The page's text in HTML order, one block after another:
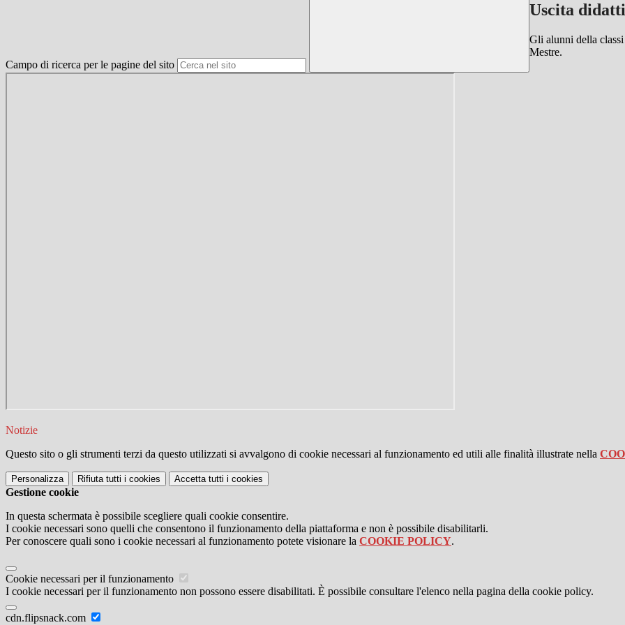
Campo di ricerca per le pagine del sito
Uscita
Gli alunni della
Mestre.
Notizie
Questo sito o gli strumenti terzi da questo utilizzati si avvalgono di cookie necessari al funzionamento ed utili alle finalità illustrate nella
Personalizza Rifiuta tutti i cookies Accetta tutti i cookies
Gestione cookie
In questa schermata è possibile scegliere quali cookie consentire.
I cookie necessari sono quelli che consentono il funzionamento della piattaforma e non è possibile disabilitarli.
Per conoscere quali sono i cookie necessari al funzionamento potete visionare la COOKIE POLICY.
Cookie necessari per il funzionamento
I cookie necessari per il funzionamento non possono essere disabilitati. È possibile consultare l'elenco nella pagina della cookie policy.
cdn.flipsnack.com